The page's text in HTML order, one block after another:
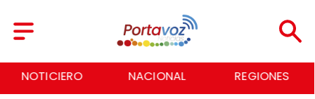
NACIONAL REGIONES ECONOMÍA